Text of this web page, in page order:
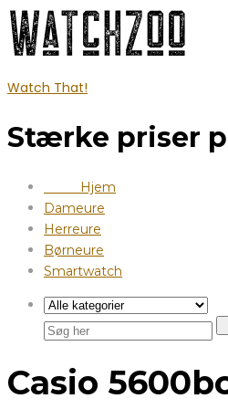
Watch That!
Stærke priser
Hjem
Dameure
Herreure
Børneure
Smartwatch
Casio